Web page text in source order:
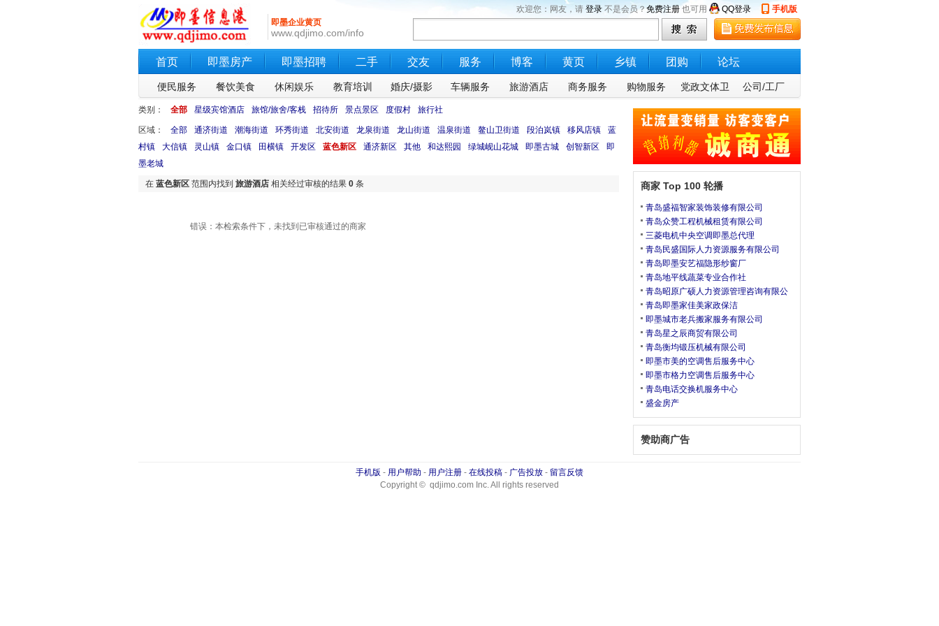
即墨企业黄页
www.qdjimo.com/info
欢迎您：网友，请 登录 不是会员？免费注册 也可用 QQ登录 手机版
首页 即墨房产 即墨招聘 二手 交友 服务 博客 黄页 乡镇 团购 论坛
便民服务 餐饮美食 休闲娱乐 教育培训 婚庆/摄影 车辆服务 旅游酒店 商务服务 购物服务 党政文体卫 公司/工厂
类别： 全部 星级宾馆酒店 旅馆/旅舍/客栈 招待所 景点景区 度假村 旅行社
区域： 全部 通济街道 潮海街道 环秀街道 北安街道 龙泉街道 龙山街道 温泉街道 鳌山卫街道 段泊岚镇 移风店镇
蓝
村镇
大信镇 灵山镇 金口镇 田横镇 开发区 蓝色新区 通济新区 其他 和达熙园 绿城岘山花城 即墨古城 创智新区
即
墨老城
在 蓝色新区 范围内找到 旅游酒店 相关经过审核的结果 0 条
错误：本检索条件下，未找到已审核通过的商家
商家 Top 100 轮播
青岛盛福智家装饰装修有限公司
青岛众赞工程机械租赁有限公司
三菱电机中央空调即墨总代理
青岛民盛国际人力资源服务有限公司
青岛即墨安艺福隐形纱窗厂
青岛地平线蔬菜专业合作社
青岛昭原广硕人力资源管理咨询有限公
青岛即墨家佳美家政保洁
即墨城市老兵搬家服务有限公司
青岛星之辰商贸有限公司
青岛衡均锻压机械有限公司
即墨市美的空调售后服务中心
即墨市格力空调售后服务中心
青岛电话交换机服务中心
盛金房产
赞助商广告
手机版 - 用户帮助 - 用户注册 - 在线投稿 - 广告投放 - 留言反馈
Copyright © qdjimo.com Inc. All rights reserved